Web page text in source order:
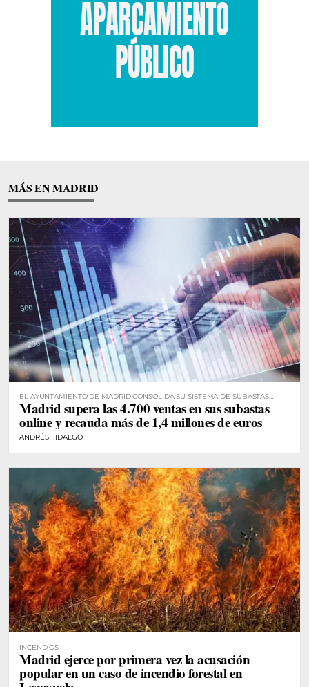
MÁS EN MADRID
EL AYUNTAMIENTO DE MADRID CONSOLIDA SU SISTEMA DE SUBASTAS
DIGITALES
Madrid supera las 4.700 ventas en sus subastas
online y recauda más de 1,4 millones de euros
ANDRÉS FIDALGO
INCENDIOS
Madrid ejerce por primera vez la acusación
popular en un caso de incendio forestal en